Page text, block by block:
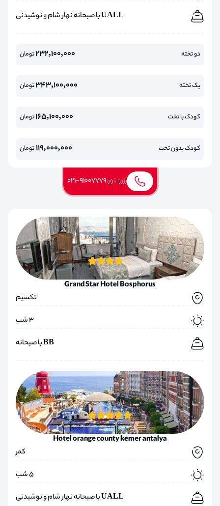
UALL با صبحانه نهار شام و نوشیدنی
دو تخته 232,100,000تومان
یک تخته 343,100,000تومان
کودک با تخت 165,100,000تومان
کودک بدون تخت 119,000,000تومان
رزرو تور:021-91007779
Grand Star Hotel Bosphorus
تکسیم
3 شب
BB با صبحانه
Hotel orange county kemer antalya
کمر
5 شب
UALL با صبحانه نهار شام و نوشیدنی